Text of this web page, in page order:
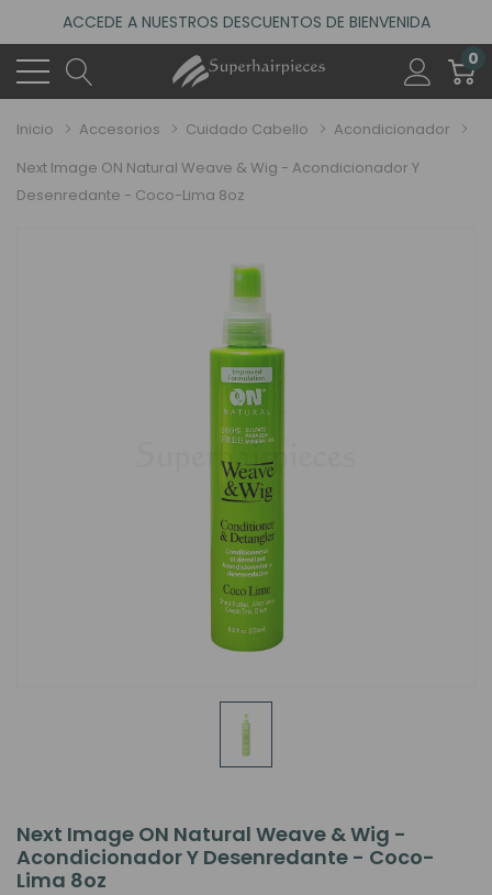
ACCEDE A NUESTROS DESCUENTOS DE BIENVENIDA
4.6
(485 reseñas)
VISITA NUESTRO NUEVO SALÓN EN MADRID
ACCEDE A NUESTROS DESCUENTOS DE BIENVENIDA
0
Inicio Accesorios Cuidado Cabello
Acondicionador
Next Image ON Natural Weave & Wig - Acondicionador Y
Desenredante - Coco-Lima 8oz
Next Image ON Natural Weave & Wig -
Acondicionador Y Desenredante - Coco-
Lima 8oz